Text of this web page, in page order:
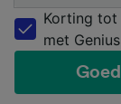
Korting tot
met Genius